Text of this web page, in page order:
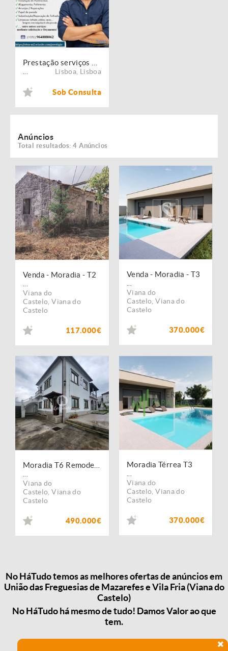
Lisboa Lisboa
Sob Consulta
Anúncios
Total resultados: 4 Anúncios
Venda - Moradia - T2
Viana do
Castelo ,Viana do
Castelo
117.000€
Venda - Moradia - T3
Viana do
Castelo ,Viana do
Castelo
370.000€
Viana do
Castelo ,Viana do
Castelo
490.000€
Moradia Térrea T3
Viana do
Castelo ,Viana do
Castelo
370.000€
No HáTudo temos as melhores ofertas de anúncios em
União das Freguesias de Mazarefes e Vila Fria (Viana do
Castelo)
No HáTudo há mesmo de tudo! Damos Valor ao que
tem.